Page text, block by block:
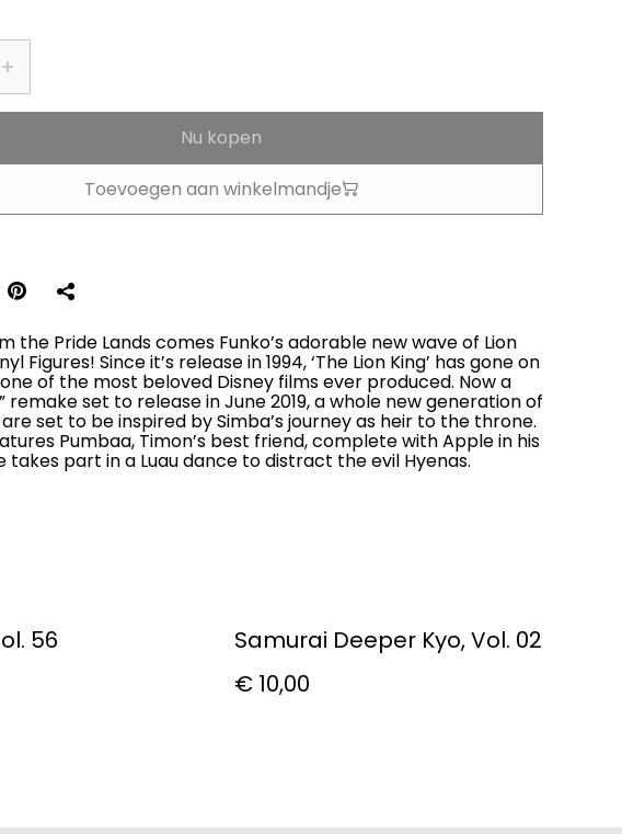
Nu kopen
Toevoegen aan winkelmandje
the Pride Lands comes Funko’s adorable new wave of Lion
Figures! Since it’s release in 1994, ‘The Lion King’ has gone on
of the most beloved Disney films ever produced. Now a
remake set to release in June 2019, a whole new generation of
set to be inspired by Simba’s journey as heir to the throne.
Pumbaa, Timon’s best friend, complete with Apple in his
takes part in a Luau dance to distract the evil Hyenas.
56
Samurai Deeper Kyo, Vol. 02
€ 10,00